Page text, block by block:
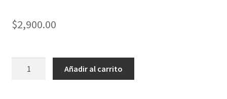
$2,900.00
Añadir al carrito